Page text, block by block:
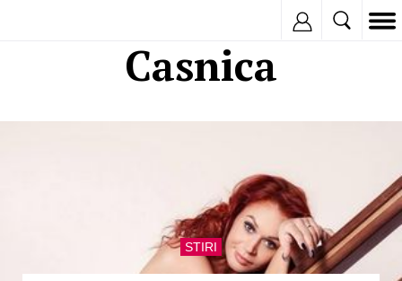
Casnica
STIRI